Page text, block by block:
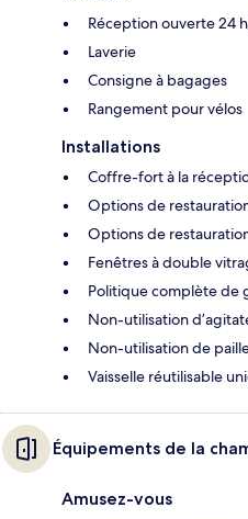
Réception ouverte 24
Laverie
Consigne à bagages
Rangement pour vélos
Installations
Coffre-fort à la
Options de
Options de
Fenêtres à double
Politique complète de
Non-utilisation
Non-utilisation de
Vaisselle réutilisable
Équipements de la
Amusez-vous